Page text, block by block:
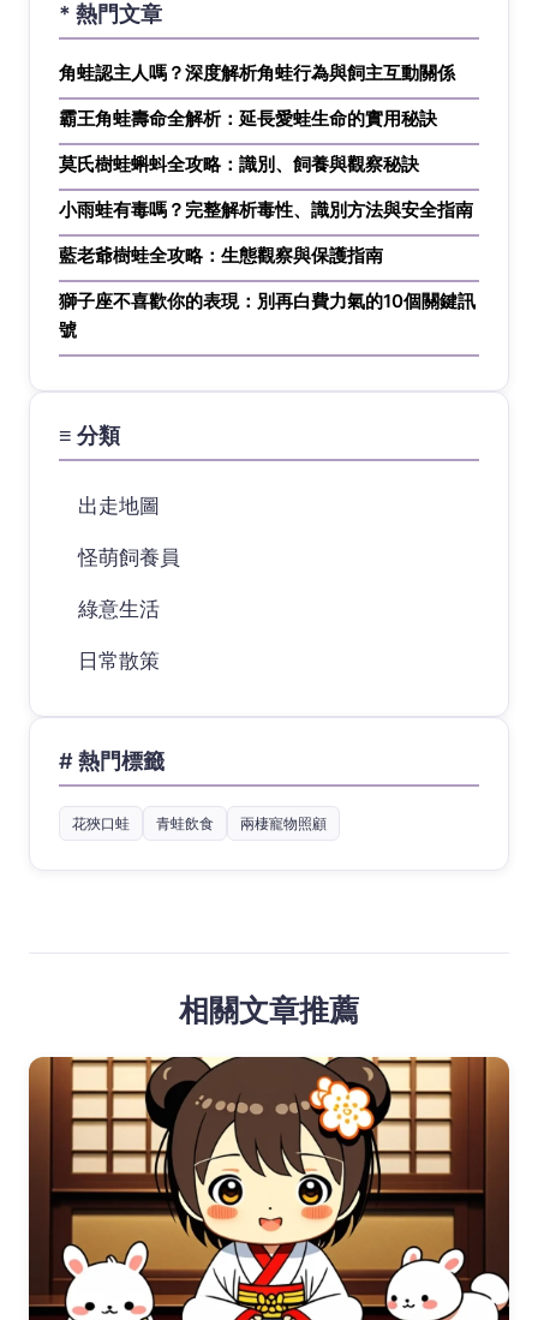
* 熱門文章
角蛙認主人嗎？深度解析角蛙行為與飼主互動關係
霸王角蛙壽命全解析：延長愛蛙生命的實用秘訣
莫氏樹蛙蝌蚪全攻略：識別、飼養與觀察秘訣
小雨蛙有毒嗎？完整解析毒性、識別方法與安全指南
藍老爺樹蛙全攻略：生態觀察與保護指南
獅子座不喜歡你的表現：別再白費力氣的10個關鍵訊
號
≡ 分類
出走地圖
怪萌飼養員
綠意生活
日常散策
# 熱門標籤
花狹口蛙 青蛙飲食 兩棲寵物照顧
相關文章推薦